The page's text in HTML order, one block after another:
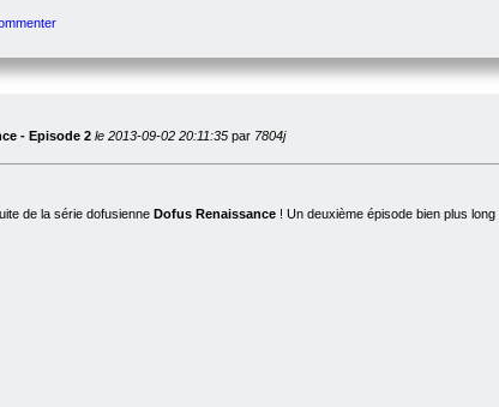
- Episode 2 le 2013-09-02 20:11:35 par 7804j
de la série dofusienne Dofus Renaissance ! Un deuxième épisode bien plus